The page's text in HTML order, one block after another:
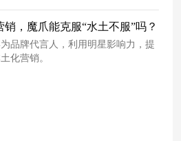
，魔爪能克服“水土不服”吗？
品牌代言人，利用明星影响力，提
化营销。